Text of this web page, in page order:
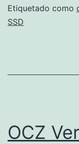
Etiquetado como
SSD
OCZ